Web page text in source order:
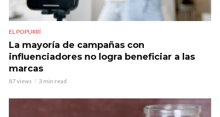
EL POPURRÍ
La mayoría de campañas con
influenciadores no logra beneficiar a las
marcas
87 views 3 min read